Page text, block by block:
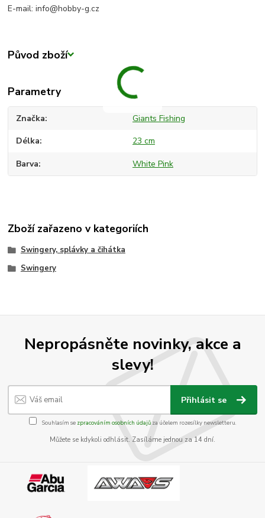
E-mail: info@hobby-g.cz
Původ zboží
Parametry
Značka Giants Fishing
Délka 23 cm
Barva White Pink
Zboží zařazeno v kategoriích
Swingery, splávky a čihátka
Swingery
Nepropásněte novinky, akce a
slevy!
Přihlásit se
Souhlasím se zpracováním osobních údajůza účelem rozesílky newsletteru.
Můžete se kdykoli odhlásit. Zasíláme jednou za 14 dní.